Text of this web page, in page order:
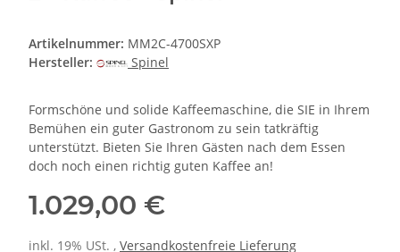
Artikelnummer: MM2C-4700SXP
Hersteller:
Spinel
Formschöne und solide Kaffeemaschine, die SIE in Ihrem
Bemühen ein guter Gastronom zu sein tatkräftig
unterstützt. Bieten Sie Ihren Gästen nach dem Essen
doch noch einen richtig guten Kaffee an!
1.029,00 €
inkl. 19% USt. , Versandkostenfreie Lieferung